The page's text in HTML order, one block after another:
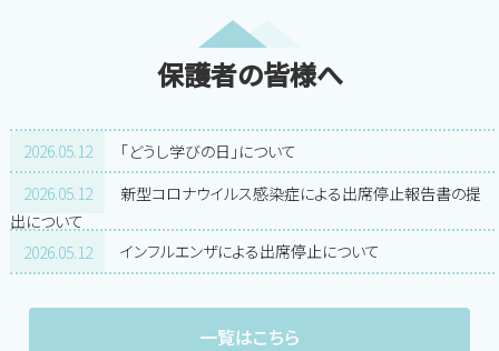
保護者の皆様へ
2026.05.12
「どうし学びの日」について
2026.05.12
新型コロナウイルス感染症による出席停止報告書の提
出について
2026.05.12
インフルエンザによる出席停止について
一覧はこちら